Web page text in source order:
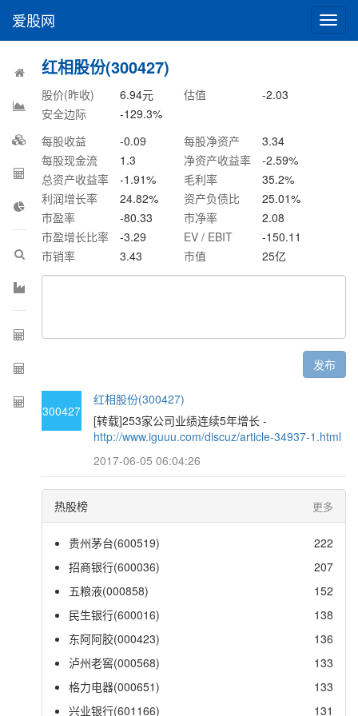
切
换
爱股网
红相股份(300427)
股价(昨收) 6.94元 估值
-2.03
安全边际
-129.3%
每股收益
-0.09 每股净资产
3.34
每股现金流
1.3 净资产收益率 -2.59%
总资产收益率
-1.91% 毛利率 35.2%
利润增长率
24.82% 资产负债比 25.01%
市盈率
-80.33 市净率
2.08
市盈增长比率
-3.29 EV / EBIT
-150.11
市销率
3.43 市值 25亿
发布
300427
红相股份(300427)
[转载]253家公司业绩连续5年增长 -
http://www.iguuu.com/discuz/article-34937-1.html
2017-06-05 06:04:26
热股榜 更多
贵州茅台(600519)
222
招商银行(600036)
207
五粮液(000858)
152
民生银行(600016)
138
东阿阿胶(000423)
136
泸州老窖(000568)
133
格力电器(000651)
133
兴业银行(601166)
131